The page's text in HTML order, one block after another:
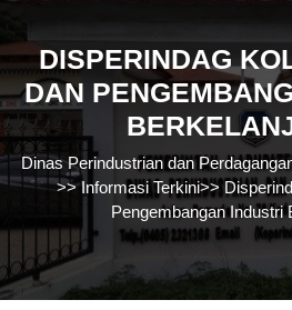
DISPERINDAG
DAN
Dinas Perindustrian dan
>>Informasi Terkini>>
Pengembangan Industri